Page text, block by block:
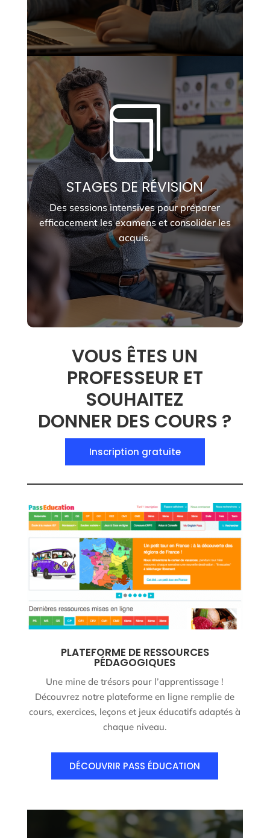

STAGES DE RÉVISION
Des sessions intensives pour préparer
efficacement les examens et consolider les
acquis.
VOUS ÊTES UN
PROFESSEUR ET
SOUHAITEZ
DONNER DES COURS ?
Inscription gratuite
PLATEFORME DE RESSOURCES
PÉDAGOGIQUES
Une mine de trésors pour l’apprentissage !
Découvrez notre plateforme en ligne remplie de
cours, exercices, leçons et jeux éducatifs adaptés à
chaque niveau.
DÉCOUVRIR PASS ÉDUCATION